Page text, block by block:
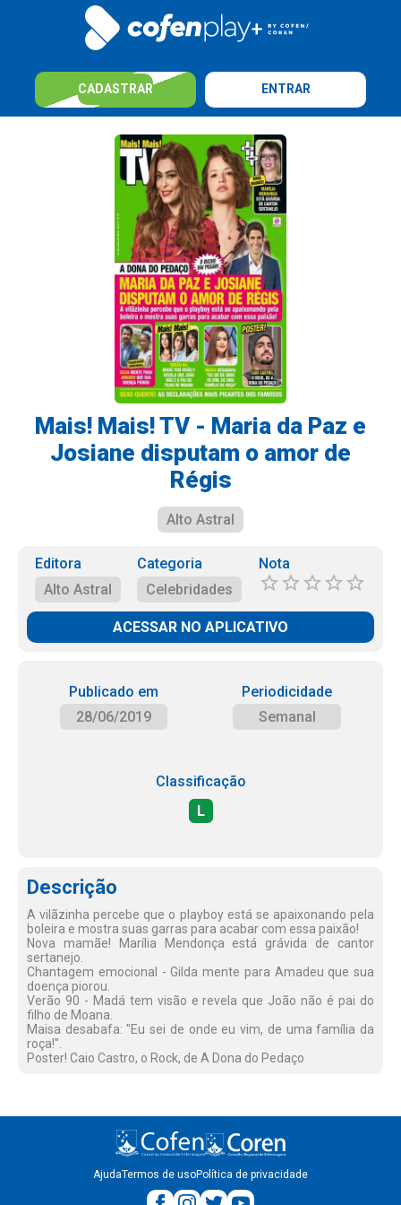
CADASTRAR ENTRAR
Mais! Mais! TV - Maria da Paz e
Josiane disputam o amor de
Régis
Alto Astral
Editora
Alto Astral
Categoria
Celebridades
Nota
ACESSAR NO APLICATIVO
Publicado em
28/06/2019
Periodicidade
Semanal
Classificação
L
Descrição
A vilãzinha percebe que o playboy está se apaixonando pela
boleira e mostra suas garras para acabar com essa paixão!
Nova mamãe! Marília Mendonça está grávida de cantor
sertanejo.
Chantagem emocional - Gilda mente para Amadeu que sua
doença piorou.
Verão 90 - Madá tem visão e revela que João não é pai do
filho de Moana.
Maisa desabafa: "Eu sei de onde eu vim, de uma família da
roça!".
Poster! Caio Castro, o Rock, de A Dona do Pedaço
AjudaTermos de usoPolítica de privacidade